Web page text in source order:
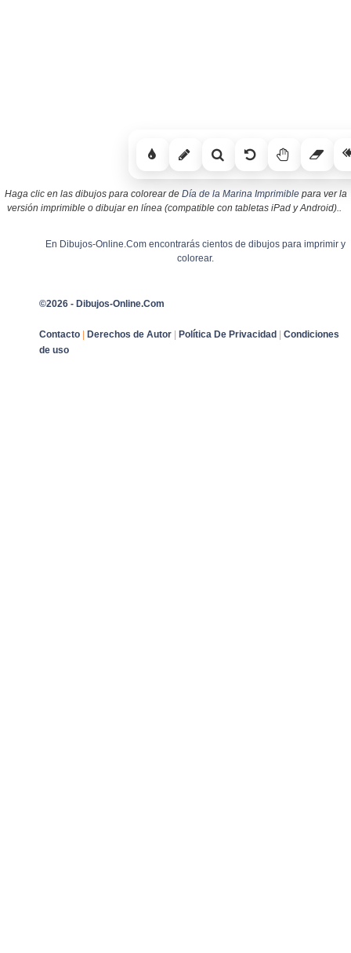
Haga clic en las dibujos para colorear de Día de la Marina Imprimiblepara ver la
versión imprimible o dibujar en línea (compatible con tabletas iPad y Android)..
En Dibujos-Online.Com encontrarás cientos de dibujos para imprimir y
colorear.
©2026 - Dibujos-Online.Com
Contacto Derechos de Autor Política De Privacidad
Condiciones
de uso